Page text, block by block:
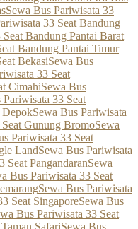
Sewa Bus Pariwisata 33
33 Seat Bandung
Bandung Pantai Barat
Bandung Pantai Timur
BekasiSewa Bus
33 Seat
CimahiSewa Bus
Pariwisata 33 Seat
DepokSewa Bus Pariwisata
Gunung BromoSewa
Pariwisata 33 Seat
LandSewa Bus Pariwisata
Seat PangandaranSewa
Bus Pariwisata 33 Seat
Sewa Bus Pariwisata
Seat SingaporeSewa Bus
Bus Pariwisata 33 Seat